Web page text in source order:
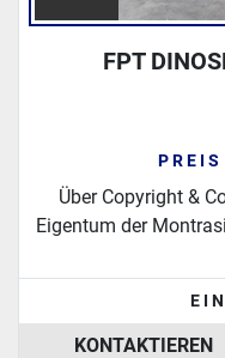
FPT
Über Copyright &
Eigentum der
KONTAKTIEREN